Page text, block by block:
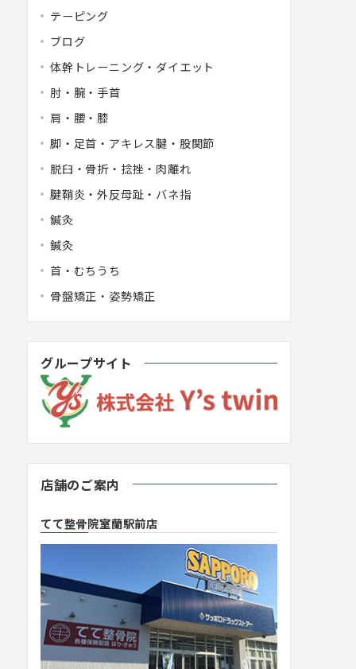
テーピング
ブログ
体幹トレーニング・ダイエット
肘・腕・手首
肩・腰・膝
脚・足首・アキレス腱・股関節
脱臼・骨折・捻挫・肉離れ
腱鞘炎・外反母趾・バネ指
鍼灸
鍼灸
首・むちうち
骨盤矯正・姿勢矯正
グループサイト
店舗のご案内
てて整骨院室蘭駅前店